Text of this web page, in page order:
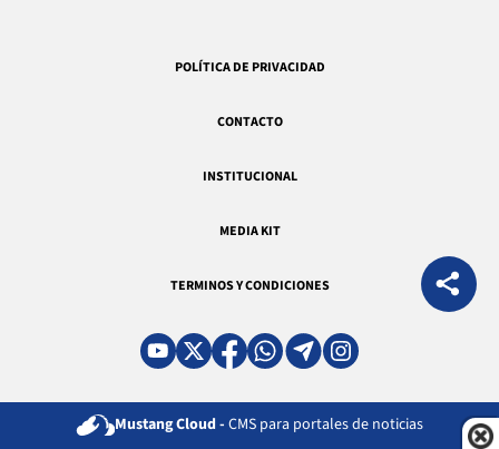
POLÍTICA DE PRIVACIDAD
CONTACTO
INSTITUCIONAL
MEDIA KIT
TERMINOS Y CONDICIONES
Mustang Cloud - CMS para portales de noticias